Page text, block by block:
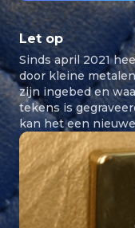
Let op
Sinds april 2021
door kleine
zijn ingebed en
tekens is
kan het een